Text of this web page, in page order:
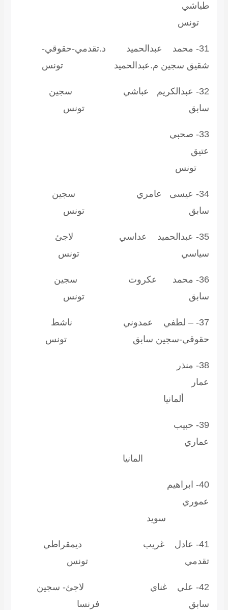
31- محمد عبدالحميد د.تقدمي-حقوقي-
سجين م.عبدالحميد تونس
32- عبدالكريم عباشي سجين
تونس
33- صحبي
34- عيسى عامري سجين
تونس
35- عبدالحميد عداسي لاجئ
تونس
36- محمد عكروت سجين
تونس
37- – لطفي عمدوني ناشط
سجين سابق تونس
38- منذر
39- حبيب
40- ابراهيم
41- عادل غريب ديمقراطي
تونس
42- علي غناي لاجئ- سجين
فرنسا